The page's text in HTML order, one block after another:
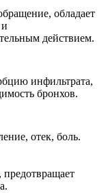
обладает
действием.
инфильтрата,
бронхов.
отек, боль.
предотвращает